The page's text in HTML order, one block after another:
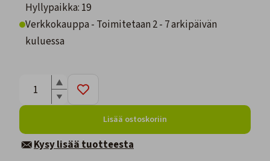
Hyllypaikka: 19
Verkkokauppa - Toimitetaan 2 - 7 arkipäivän
kuluessa
Lisää ostoskoriin
Kysy lisää tuotteesta